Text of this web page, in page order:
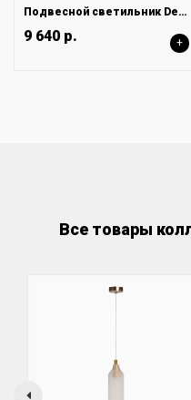
Подвесной светильник DeMarkt Кьянти 720012001
9 640 р. +
Все товары